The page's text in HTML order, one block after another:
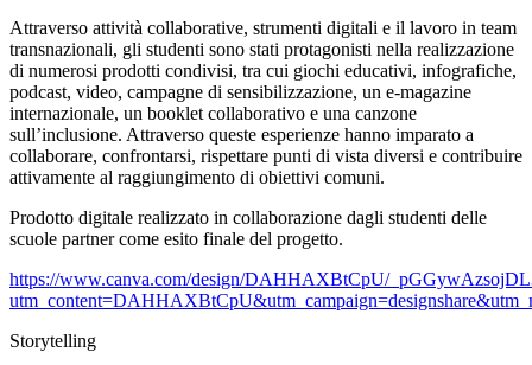
Attraverso attività collaborative, strumenti digitali e il lavoro in team
transnazionali, gli studenti sono stati protagonisti nella realizzazione
di numerosi prodotti condivisi, tra cui giochi educativi, infografiche,
podcast, video, campagne di sensibilizzazione, un e-magazine
internazionale, un booklet collaborativo e una canzone
sull’inclusione. Attraverso queste esperienze hanno imparato a
collaborare, confrontarsi, rispettare punti di vista diversi e contribuire
attivamente al raggiungimento di obiettivi comuni.
Prodotto digitale realizzato in collaborazione dagli studenti delle
scuole partner come esito finale del progetto.
https://www.canva.com/design/DAHHAXBtCpU/
Storytelling